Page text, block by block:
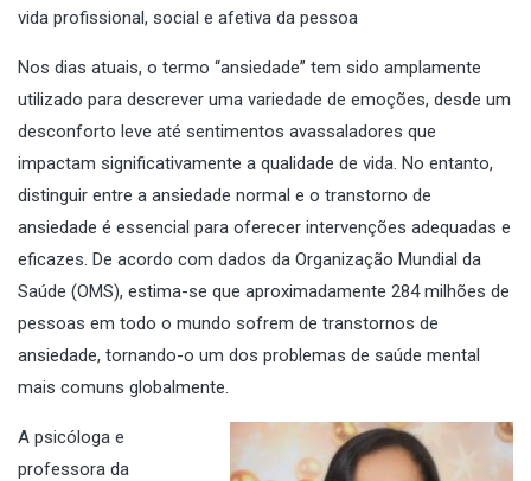
vida profissional, social e afetiva da pessoa
Nos dias atuais, o termo “ansiedade” tem sido amplamente
utilizado para descrever uma variedade de emoções, desde um
desconforto leve até sentimentos avassaladores que
impactam significativamente a qualidade de vida. No entanto,
distinguir entre a ansiedade normal e o transtorno de
ansiedade é essencial para oferecer intervenções adequadas e
eficazes. De acordo com dados da Organização Mundial da
Saúde (OMS), estima-se que aproximadamente 284 milhões de
pessoas em todo o mundo sofrem de transtornos de
ansiedade, tornando-o um dos problemas de saúde mental
mais comuns globalmente.
A psicóloga e
professora da